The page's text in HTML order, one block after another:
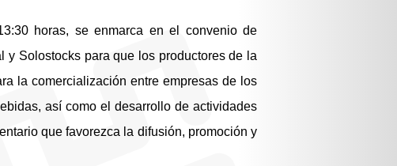
horas, se enmarca en el convenio de
y Solostocks para que los productores de la
la comercialización entre empresas de los
así como el desarrollo de actividades
que favorezca la difusión, promoción y